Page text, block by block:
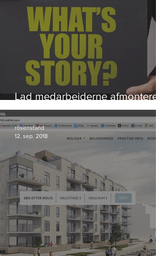
Lad medarbejderne afmontere
bomben og redde verden
rosenstand
12. sep. 2018